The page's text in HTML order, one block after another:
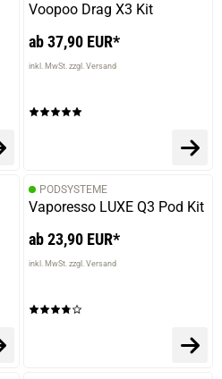
Voopoo Drag X3 Kit
ab 37,90 EUR*
inkl. MwSt. zzgl. Versand
PODSYSTEME
Vaporesso LUXE Q3 Pod Kit
ab 23,90 EUR*
inkl. MwSt. zzgl. Versand